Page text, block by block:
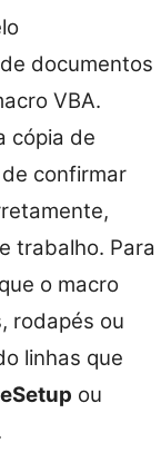
documentos
VBA.
cópia de
confirmar
trabalho. Para
o macro
rodapés ou
linhas que
ou